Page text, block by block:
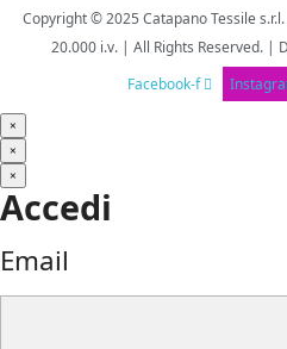
Copyright © 2025 Catapano Tessile s.r.l.
20.000 i.v. | All Rights Reserved. |
Facebook-f
×
×
×
Accedi
Email